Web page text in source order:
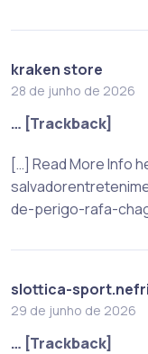
kraken store
28 de junho de 2026
… [Trackback]
[…] Read More Info
de-perigo-rafa-
slottica-
29 de junho de 2026
… [Trackback]